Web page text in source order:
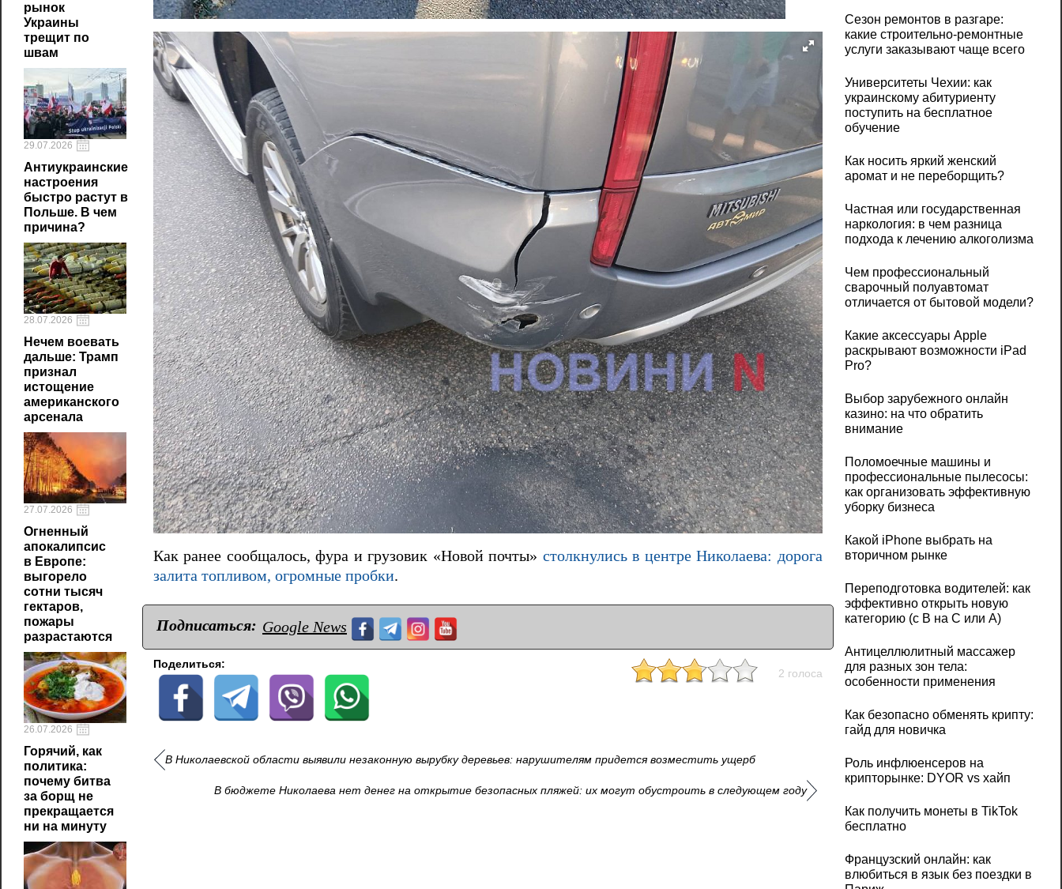
рынок
Украины
трещит по
швам
29.07.2026
Антиукраинские
настроения
быстро растут в
Польше. В чем
причина?
28.07.2026
Нечем воевать
дальше: Трамп
признал
истощение
американского
арсенала
27.07.2026
Огненный
апокалипсис
в Европе:
выгорело
сотни тысяч
гектаров,
пожары
разрастаются
26.07.2026
Горячий, как
политика:
почему битва
за борщ не
прекращается
ни на минуту
Как ранее сообщалось, фура и грузовик «Новой почты» столкнулись в центре Николаева: дорога
залита топливом, огромные пробки.
Подписаться: Google News
Поделиться:
2 голоса
В Николаевской области выявили незаконную вырубку деревьев: нарушителям придется возместить ущерб
В бюджете Николаева нет денег на открытие безопасных пляжей: их могут обустроить в следующем году
Сезон ремонтов в разгаре:
какие строительно-ремонтные
услуги заказывают чаще всего
Университеты Чехии: как
украинскому абитуриенту
поступить на бесплатное
обучение
Как носить яркий женский
аромат и не переборщить?
Частная или государственная
наркология: в чем разница
подхода к лечению алкоголизма
Чем профессиональный
сварочный полуавтомат
отличается от бытовой модели?
Какие аксессуары Apple
раскрывают возможности iPad
Pro?
Выбор зарубежного онлайн
казино: на что обратить
внимание
Поломоечные машины и
профессиональные пылесосы:
как организовать эффективную
уборку бизнеса
Какой iPhone выбрать на
вторичном рынке
Переподготовка водителей: как
эффективно открыть новую
категорию (с B на C или А)
Антицеллюлитный массажер
для разных зон тела:
особенности применения
Как безопасно обменять крипту:
гайд для новичка
Роль инфлюенсеров на
крипторынке: DYOR vs хайп
Как получить монеты в TikTok
бесплатно
Французский онлайн: как
влюбиться в язык без поездки в